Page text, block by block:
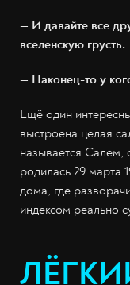
— И давайте все
вселенскую грусть.
— Наконец-то у
Ещё один
выстроена целая
называется Салем,
родилась 29 марта
дома, где
индексом реально